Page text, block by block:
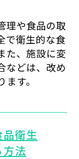
理や食品の取
で衛生的な食
た、施設に変
などは、改め
す。
衛生
法